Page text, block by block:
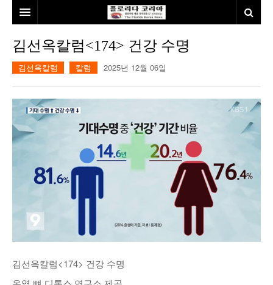
본사소개
뉴스
동포
칼럼
이명덕칼럼
김선옥칼럼
건강
100인선/독자광장
100인선
여행
놀이공원
김선옥칼럼<174> 건강 수명
김선옥칼럼 칼럼 2025년 12월 06일
김선옥칼럼<174> 건강 수명